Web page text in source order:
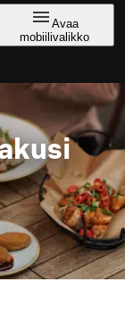
Avaa
mobiilivalikko